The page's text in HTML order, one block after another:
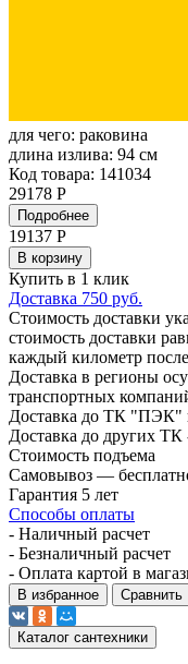
для чего: раковина
длина излива: 94 см
Код товара: 141034
29178 Р
Подробнее
19137 Р
В корзину
Купить в 1 клик
Доставка 750 руб.
Стоимость доставки
стоимость доставки
каждый километр
Доставка в регионы
транспортных
Доставка до ТК "ПЭК"
Доставка до других ТК
Стоимость подъема
Самовывоз —
Гарантия 5 лет
Способы оплаты
- Наличный расчет
- Безналичный расчет
- Оплата картой в
В избранное Сравнить
Каталог сантехники